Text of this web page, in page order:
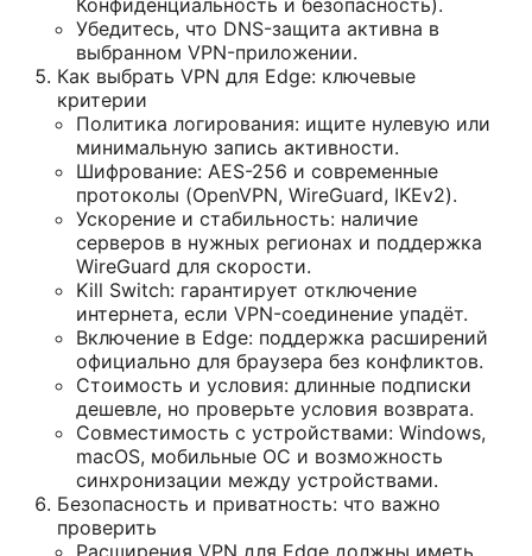
Конфиденциальность и безопасность).
Убедитесь, что DNS-защита активна в
выбранном VPN-приложении.
Как выбрать VPN для Edge: ключевые
критерии
Политика логирования: ищите нулевую или
минимальную запись активности.
Шифрование: AES-256 и современные
протоколы (OpenVPN, WireGuard, IKEv2).
Ускорение и стабильность: наличие
серверов в нужных регионах и поддержка
WireGuard для скорости.
Kill Switch: гарантирует отключение
интернета, если VPN-соединение упадёт.
Включение в Edge: поддержка расширений
официально для браузера без конфликтов.
Стоимость и условия: длинные подписки
дешевле, но проверьте условия возврата.
Совместимость с устройствами: Windows,
macOS, мобильные ОС и возможность
синхронизации между устройствами.
Безопасность и приватность: что важно
проверить